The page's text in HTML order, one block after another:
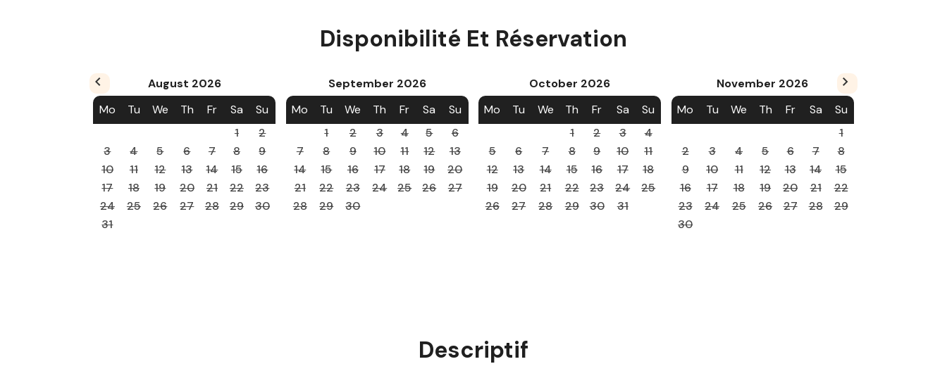
Disponibilité Et Réservation
August 2026
Mo
Tu We Th Fr Sa
Su
1
2
3
4 5 6 7 8
9
10
11 12 13 14 15
16
17
18 19 20 21 22
23
24
25 26 27 28 29
30
31
September 2026
Mo
Tu We Th Fr Sa
Su
1
2 3 4 5
6
7
8 9 10 11 12
13
14
15 16 17 18 19
20
21
22 23 24 25 26
27
28
29 30
October 2026
Mo
Tu We Th Fr Sa
Su
1
2 3
4
5
6 7 8 9 10
11
12
13 14 15 16 17
18
19
20 21 22 23 24
25
26
27 28 29 30 31
November 2026
Mo
Tu We Th Fr Sa
Su
1
2
3 4 5 6 7
8
9
10 11 12 13 14
15
16
17 18 19 20 21
22
23
24 25 26 27 28
29
30
Descriptif